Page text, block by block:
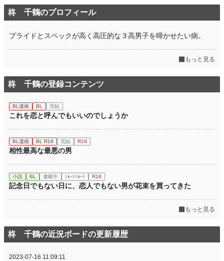
柊 千鶴のプロフィール
プライドとスペックが高く高圧的な３高男子を啼かせたい病。
もっと見る
柊 千鶴の登録コンテンツ
BL漫画 BL 完結
これを恋と呼んでもいいのでしょうか
BL漫画 BL R18 完結 R18
相性最高な最悪の男
小説 BL 連載中 ｼｮｰﾄｼｮｰﾄ R18
記念日でもない日に、恋人でもない男が花束を買ってきた
もっと見る
柊 千鶴の近況ボードの更新履歴
2023-07-16 11:09:11